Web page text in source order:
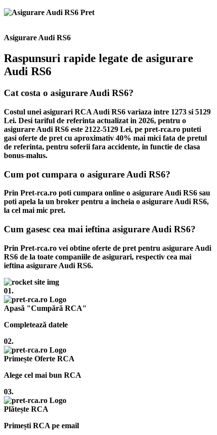
Asigurare Audi RS6
Raspunsuri rapide legate de asigurare
Audi RS6
Cat costa o asigurare Audi RS6?
Costul unei asigurari RCA Audi RS6 variaza intre 1273 si 5129
Lei. Desi tariful de referinta actualizat in 2026, pentru o
asigurare Audi RS6 este 2122-5129 Lei, pe pret-rca.ro puteti
gasi oferte de pret cu aproximativ 40% mai mici fata de pretul
de referinta, pentru soferii fara accidente, in functie de clasa
bonus-malus.
Cum pot cumpara o asigurare Audi RS6?
Prin Pret-rca.ro poti cumpara online o asigurare Audi RS6 sau
poti apela la un broker pentru a incheia o asigurare Audi RS6,
la cel mai mic pret.
Cum gasesc cea mai ieftina asigurare Audi RS6?
Prin Pret-rca.ro vei obtine oferte de pret pentru asigurare Audi
RS6 de la toate companiile de asigurari, respectiv cea mai
ieftina asigurare Audi RS6.
01.
Apasă "Cumpără RCA"
Completează datele
02.
Primește Oferte RCA
Alege cel mai bun RCA
03.
Plătește RCA
Primești RCA pe email